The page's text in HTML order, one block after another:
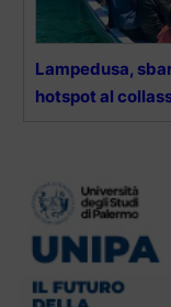
Lampedusa,
hotspot al